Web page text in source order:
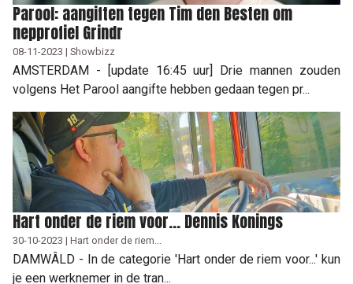
Parool: aangiften tegen Tim den Besten om
nepprofiel Grindr
08-11-2023 | Showbizz
AMSTERDAM - [update 16:45 uur] Drie mannen zouden
volgens Het Parool aangifte hebben gedaan tegen pr...
Hart onder de riem voor... Dennis Konings
30-10-2023 | Hart onder de riem...
DAMWÂLD - In de categorie 'Hart onder de riem voor...' kun
je een werknemer in de tran...